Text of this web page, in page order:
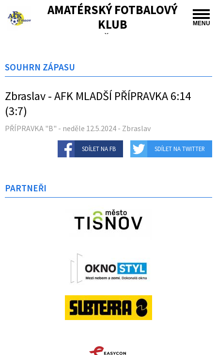
MENU
AMATÉRSKÝ FOTBALOVÝ
KLUB
TIŠNOV
SOUHRN ZÁPASU
Zbraslav - AFK MLADŠÍ PŘÍPRAVKA 6:14
(3:7)
PŘÍPRAVKA "B" - neděle 12.5.2024 - Zbraslav
SDÍLET NA FB SDÍLET NA TWITTER
PARTNEŘI